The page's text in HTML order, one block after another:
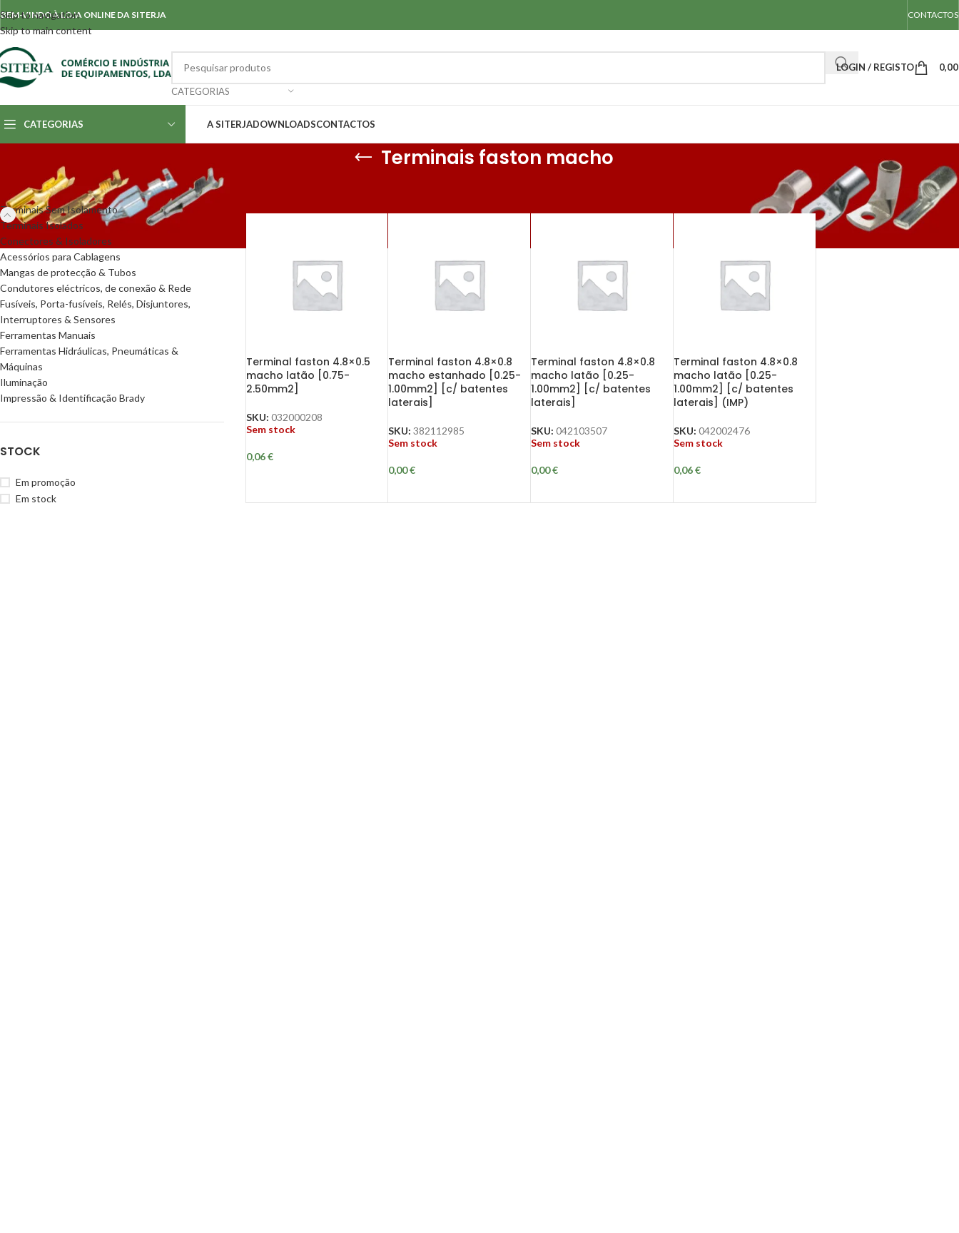
Skip to navigation
Skip to main content
BEM-VINDO À LOJA ONLINE DA SITERJA CONTACTOS
CATEGORIAS
LOGIN / REGISTO
CATEGORIAS A SITERJADOWNLOADSCONTACTOS
Terminais faston macho
CATEGORIAS
Terminais Sem Isolamento
Terminais Isolados
Conectores & Isoladores
Acessórios para Cablagens
Mangas de protecção & Tubos
Condutores eléctricos, de conexão & Rede
Fusíveis, Porta-fusíveis, Relés, Disjuntores,
Interruptores & Sensores
Ferramentas Manuais
Ferramentas Hidráulicas, Pneumáticas &
Máquinas
Iluminação
Impressão & Identificação Brady
STOCK
Em promoção
Em stock
Todos
Terminal faston 4.8×0.5
macho latão [0.75-
2.50mm2]
SKU: 032000208
Sem stock
0,06€
Terminal faston 4.8×0.8
macho estanhado [0.25-
1.00mm2] [c/ batentes
laterais]
SKU:382112985
Sem stock
0,00€
Terminal faston 4.8×0.8
macho latão [0.25-
1.00mm2] [c/ batentes
laterais]
SKU:042103507
Sem stock
0,00€
Terminal faston 4.8×0.8
macho latão [0.25-
1.00mm2] [c/ batentes
laterais] (IMP)
SKU:042002476
Sem stock
0,06€